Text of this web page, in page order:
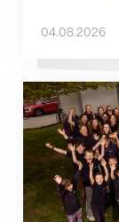
04.08.2026
Wenn